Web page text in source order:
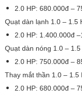
2.0 HP: 680.000đ –
Quạt dàn lạnh 1.0 – 1.5
2.0 HP: 1.400.000đ
Quạt dàn nóng 1.0 –
2.0 HP: 750.000đ –
Thay mắt thần 1.0 – 1.5
2.0 HP: 680.000đ –